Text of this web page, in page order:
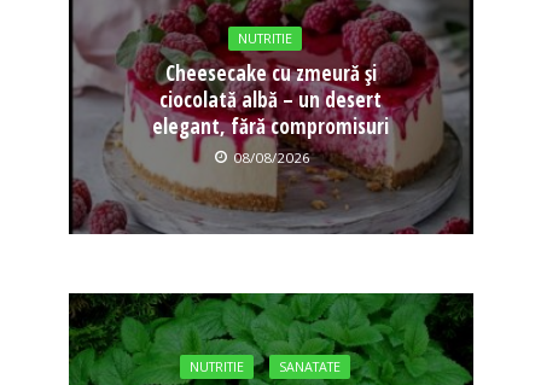
NUTRITIE
Cheesecake cu zmeură și
ciocolată albă – un desert
elegant, fără compromisuri
08/08/2026
NUTRITIE SANATATE